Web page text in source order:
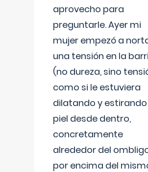
aprovecho para
preguntarle. Ayer mi
mujer empezó a
una tensión en la
(no dureza, sino
como si le estuviera
dilatando y estirando
piel desde dentro,
concretamente
alrededor del
por encima del